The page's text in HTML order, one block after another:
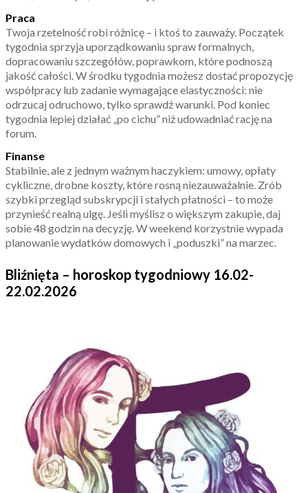
Praca
Twoja rzetelność robi różnicę – i ktoś to zauważy. Początek
tygodnia sprzyja uporządkowaniu spraw formalnych,
dopracowaniu szczegółów, poprawkom, które podnoszą
jakość całości. W środku tygodnia możesz dostać propozycję
współpracy lub zadanie wymagające elastyczności: nie
odrzucaj odruchowo, tylko sprawdź warunki. Pod koniec
tygodnia lepiej działać „po cichu” niż udowadniać rację na
forum.
Finanse
Stabilnie, ale z jednym ważnym haczykiem: umowy, opłaty
cykliczne, drobne koszty, które rosną niezauważalnie. Zrób
szybki przegląd subskrypcji i stałych płatności – to może
przynieść realną ulgę. Jeśli myślisz o większym zakupie, daj
sobie 48 godzin na decyzję. W weekend korzystnie wypada
planowanie wydatków domowych i „poduszki” na marzec.
Bliźnięta – horoskop tygodniowy 16.02-
22.02.2026